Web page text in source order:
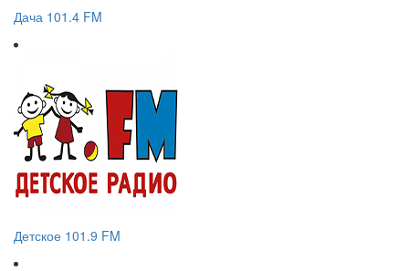
Дача 101.4 FM
Детское 101.9 FM